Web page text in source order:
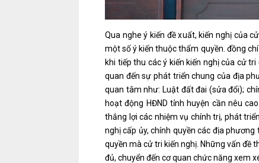
Qua nghe ý kiến đề xuất, kiến nghị của
một số ý kiến thuộc thẩm quyền. đồng
khi tiếp thu các ý kiến kiến nghị của cử
quan đến sự phát triển chung của địa
quan tâm như: Luật đất đai (sửa đổi);
hoạt động HĐND tỉnh huyện cần nêu
thắng lợi các nhiệm vụ chính trị, phát
nghị cấp ủy, chính quyền các địa
quyền mà cử tri kiến nghị. Những vấn đề
đủ, chuyển đến cơ quan chức năng xem